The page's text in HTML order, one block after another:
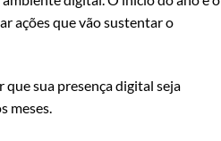
ações que vão sustentar o
sua presença digital seja
meses.